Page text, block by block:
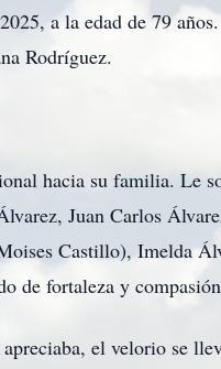
a la edad de 79
Rodríguez.
hacia su familia. Le
Juan Carlos
Castillo), Imelda
de fortaleza y
el velorio se